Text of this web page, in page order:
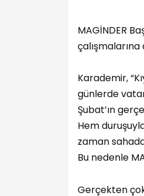
MAGİNDER
Karademir,
günlerde
Şubat’ın
Hem
zaman
Bu nedenle
Gerçekten